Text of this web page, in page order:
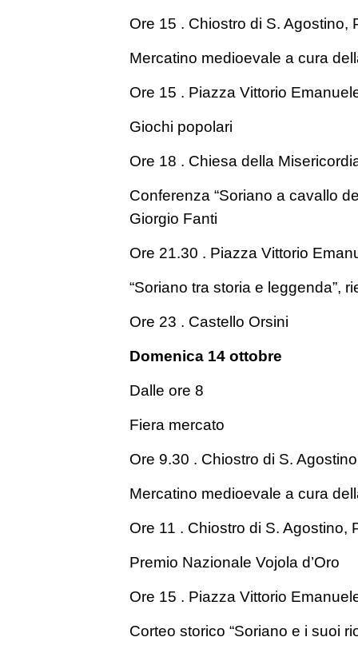
Ore 15 . Chiostro di S. Agostino,
Mercatino medioevale a cura
Ore 15 . Piazza Vittorio
Giochi popolari
Ore 18 . Chiesa della
Conferenza “Soriano a cavallo
Giorgio Fanti
Ore 21.30 . Piazza Vittorio
“Soriano tra storia e leggenda”,
Ore 23 . Castello Orsini
Domenica 14 ottobre
Dalle ore 8
Fiera mercato
Ore 9.30 . Chiostro di S.
Mercatino medioevale a cura
Ore 11 . Chiostro di S. Agostino,
Premio Nazionale Vojola d’Oro
Ore 15 . Piazza Vittorio
Corteo storico “Soriano e i suoi